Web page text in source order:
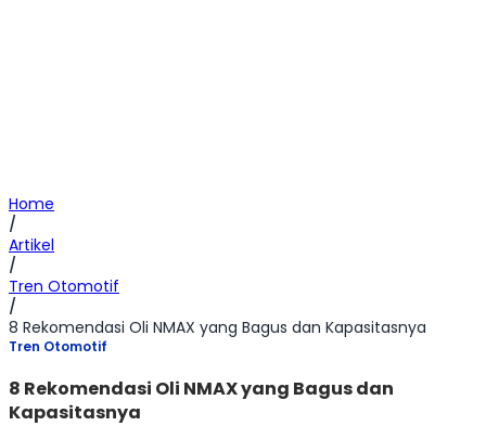
Home
/
Artikel
/
Tren Otomotif
/
8 Rekomendasi Oli NMAX yang Bagus dan Kapasitasnya
Tren Otomotif
8 Rekomendasi Oli NMAX yang Bagus dan
Kapasitasnya